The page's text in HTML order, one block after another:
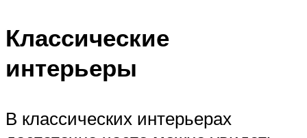
Классические
интерьеры
В классических интерьерах